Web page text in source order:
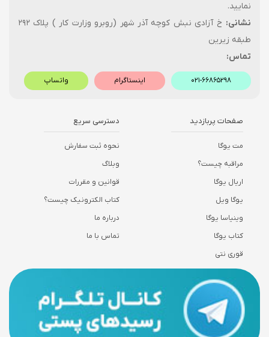
نمایید.
نشانی:
خ آزادی نبش کوچه آذر شهر (روبرو وزارت کار ) پلاک ۲۹۲
طبقه زیرین
تماس:
۰۲۱-۶۶۸۶۵۲۹۸ اینستاگرام واتساپ
صفحات پربازدید
مت یوگا
مراقبه چیست؟
اریال یوگا
یوگا ویل
وینیاسا یوگا
کتاب یوگا
قوری نتی
دسترسی سریع
نحوه ثبت سفارش
وبلاگ
قوانین و مقررات
کتاب الکترونیک چیست؟
درباره ما
تماس با ما